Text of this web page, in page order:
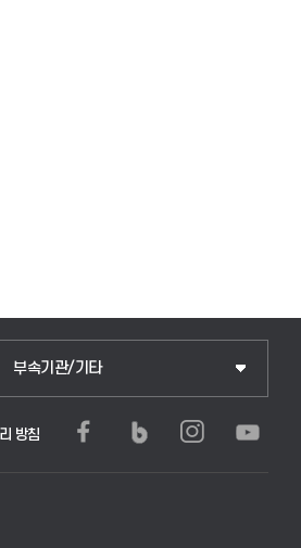
부속기관/기타
중앙도서관
학생생활관(안성)
방침